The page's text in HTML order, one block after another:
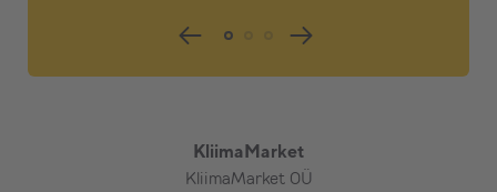
Kaitseautomaati elektrikilbis
Toitekaablit ja selle paigaldust
Projektdokumentatsiooni ja teostusjooniseid
KliimaMarket
KliimaMarket OÜ